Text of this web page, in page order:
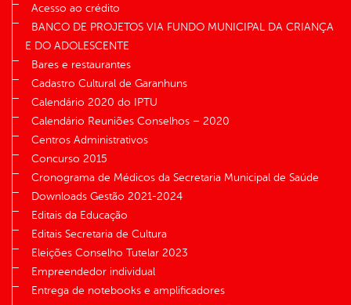
Acesso ao crédito
BANCO DE PROJETOS VIA FUNDO MUNICIPAL DA CRIANÇA
E DO ADOLESCENTE
Bares e restaurantes
Cadastro Cultural de Garanhuns
Calendário 2020 do IPTU
Calendário Reuniões Conselhos – 2020
Centros Administrativos
Concurso 2015
Cronograma de Médicos da Secretaria Municipal de Saúde
Downloads Gestão 2021-2024
Editais da Educação
Editais Secretaria de Cultura
Eleições Conselho Tutelar 2023
Empreendedor individual
Entrega de notebooks e amplificadores